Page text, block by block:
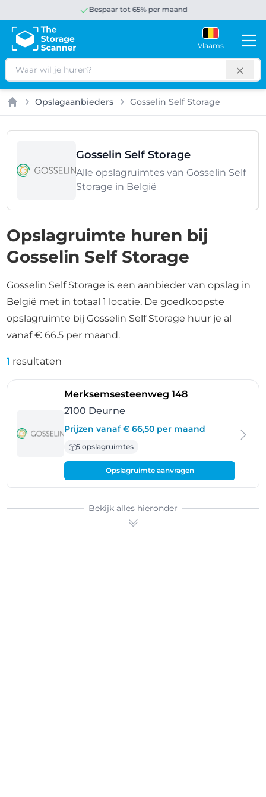
Bespaar tot 65% per maand
Vlaams
Zoeken
Home
Opslagaanbieders Gosselin Self Storage
Gosselin Self Storage
Alle opslagruimtes van Gosselin Self
Storage in België
Opslagruimte huren bij
Gosselin Self Storage
Gosselin Self Storage is een aanbieder van opslag in
België met in totaal 1 locatie. De goedkoopste
opslagruimte bij Gosselin Self Storage huur je al
vanaf € 66.5 per maand.
1 resultaten
Merksemsesteenweg 148- Deurne
2100 Deurne
Prijzen vanaf € 66,50 per maand
5 opslagruimtes
Opslagruimte aanvragen
Bekijk alles hieronder